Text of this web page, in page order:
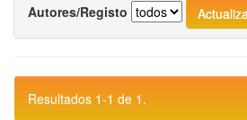
Autores/Registo
Resultados 1-1 de 1.